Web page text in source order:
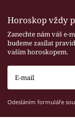
Horoskop vždy
Zanechte nám váš e-
budeme zasílat
vaším horoskopem.
Odesláním formuláře